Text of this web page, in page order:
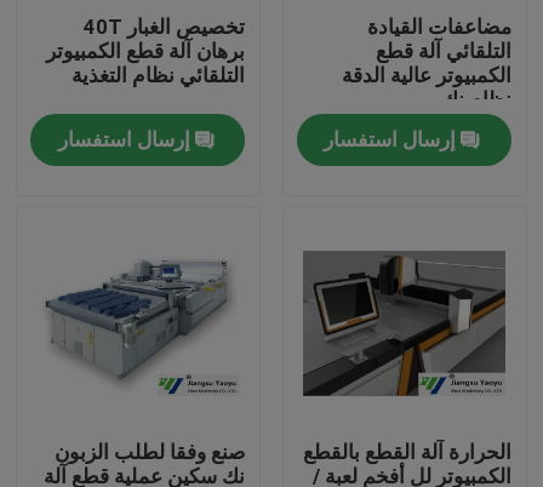
جولة في المعمل
مراقبة الجودة
اتصل بنا
آلة قطع يموت الهيدروليكية
الهيدروليكية الصحافة يموت آلة قطع
الهيدروليكية سوينغ الذراع آلة القطع
مضاعفات القيادة
التلقائي آلة قطع
الكمبيوتر عالية الدقة
نظام نك
إرسال استفسار
تخصيص الغبار 40T
برهان آلة قطع الكمبيوتر
التلقائي نظام التغذية
إرسال استفسار
الحرارة آلة القطع بالقطع
الكمبيوتر لل أفخم لعبة /
صنع وفقا لطلب الزبون
نك سكين عملية قطع آلة